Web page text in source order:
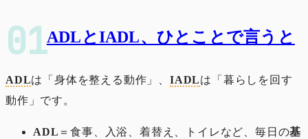
ADLとIADL、ひとことで言うと
ADLは「身体を整える動作」、IADLは「暮らしを回す
動作」です。
ADL ＝食事、入浴、着替え、トイレなど、毎日の基